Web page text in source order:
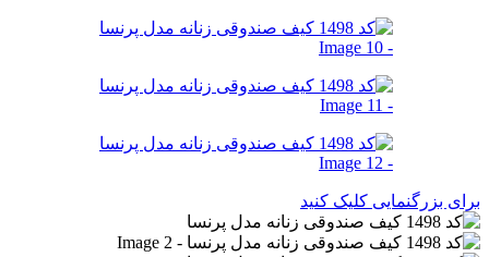
برای بزرگنمایی کلیک کنید